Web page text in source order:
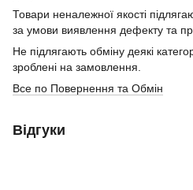
Товари неналежної якості
за умови виявлення дефекту та
Не підлягають обміну деякі
зроблені на замовлення.
Все по Повернення та Обмін
Відгуки